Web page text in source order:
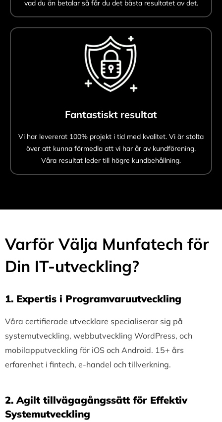
vad du än betalar så får du det bästa resultatet av det.
Fantastiskt resultat
Vi har levererat 100% projekt i tid med kvalitet. Vi är stolta
över att kunna förmedla att vi har år av kundförening.
Våra resultat leder till högre kundbehållning.
Varför Välja Munfatech för
Din IT-utveckling?
1.⁠ ⁠Expertis i Programvaruutveckling
Våra certifierade utvecklare specialiserar sig på
systemutveckling, webbutveckling WordPress, och
mobilapputveckling för iOS och Android. 15+ års
erfarenhet i fintech, e-handel och tillverkning.
2.⁠ ⁠Agilt tillvägagångssätt för Effektiv
Systemutveckling